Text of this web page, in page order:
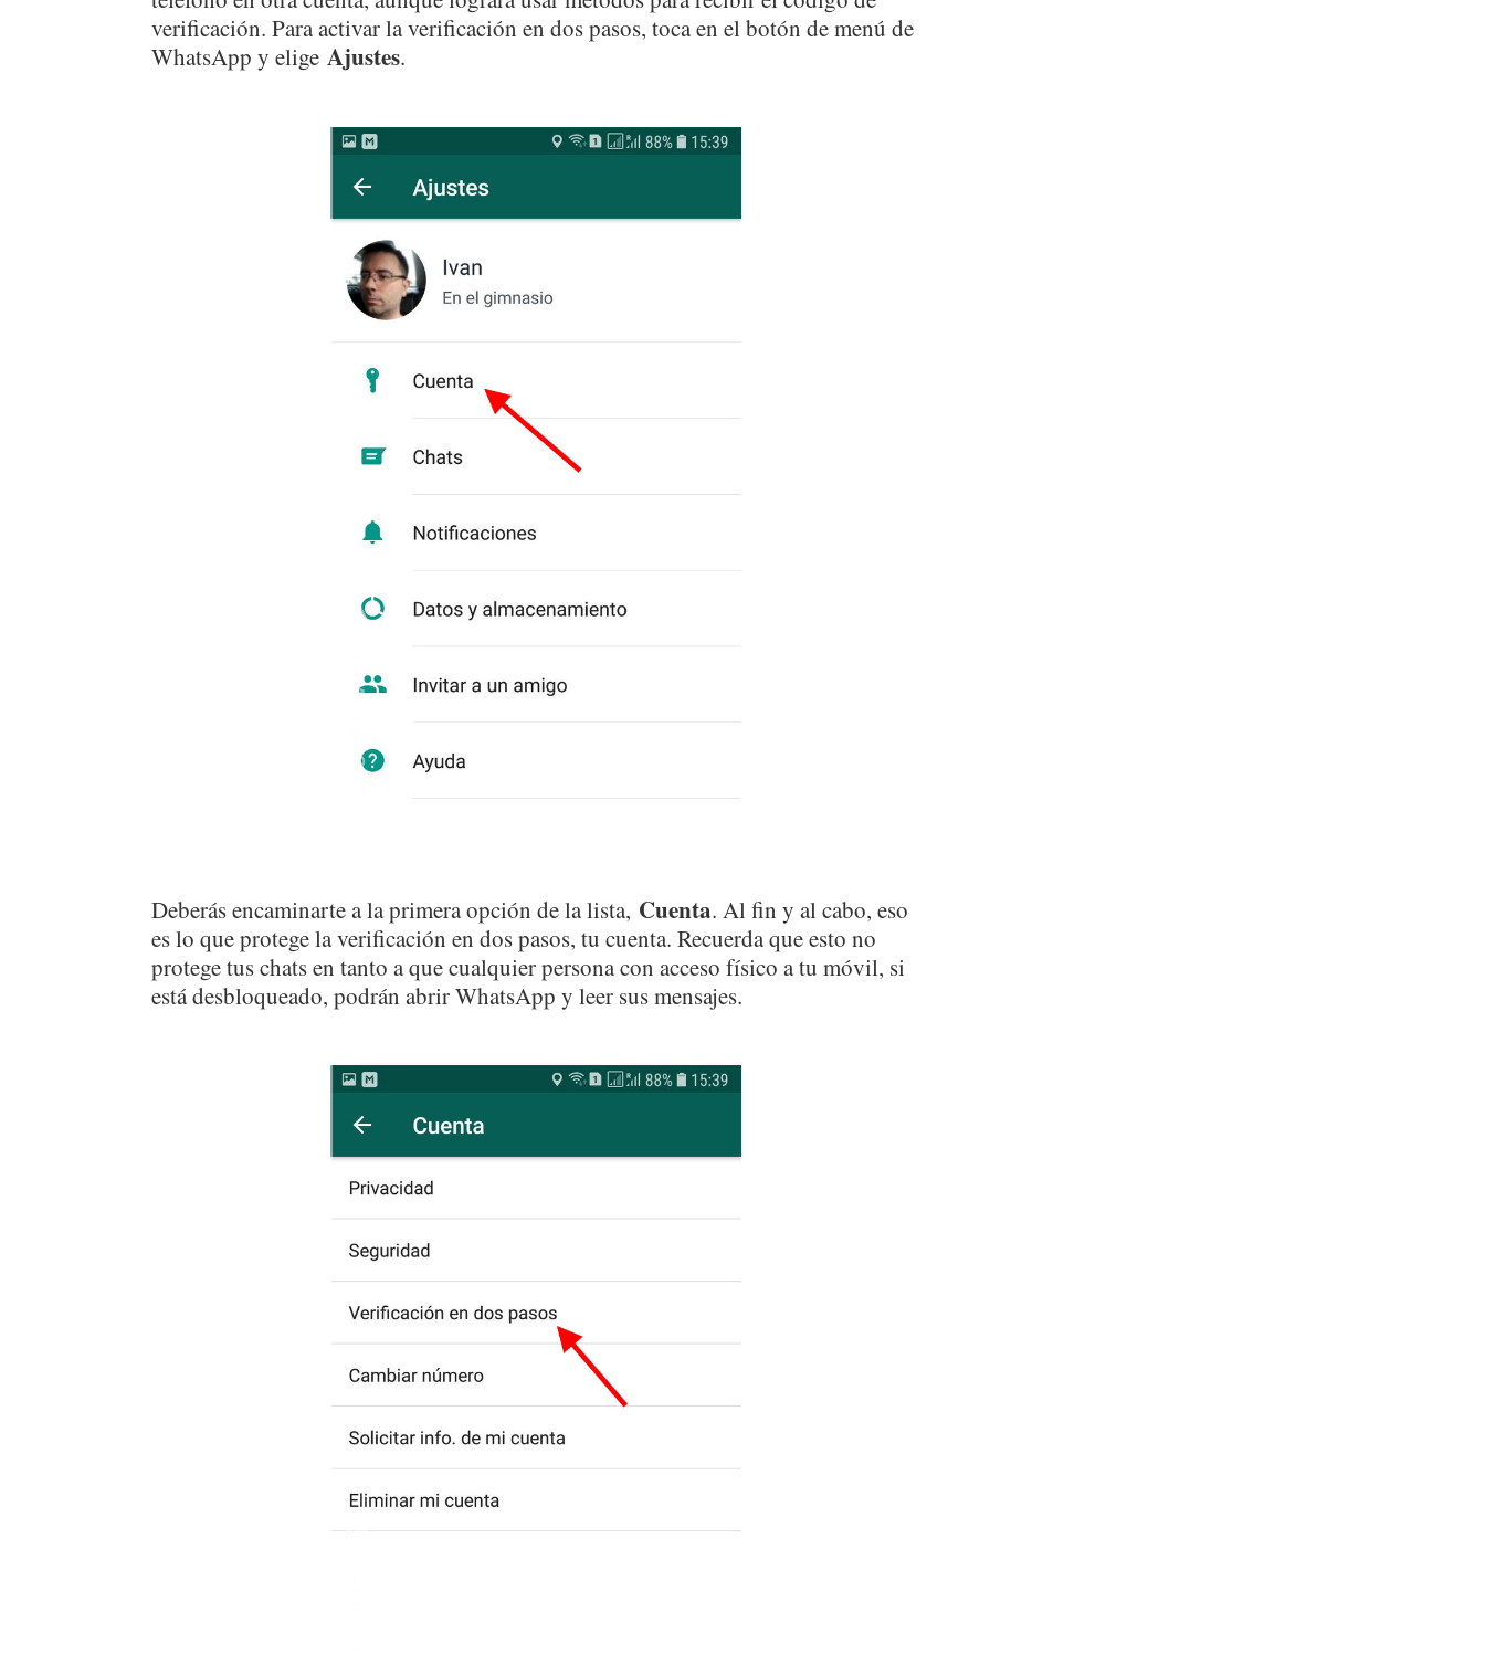
verificación. Para activar la verificación en dos pasos, toca en el botón de menú de
WhatsApp y elige Ajustes.
Deberás encaminarte a la primera opción de la lista, Cuenta. Al fin y al cabo, eso
es lo que protege la verificación en dos pasos, tu cuenta. Recuerda que esto no
protege tus chats en tanto a que cualquier persona con acceso físico a tu móvil, si
está desbloqueado, podrán abrir WhatsApp y leer sus mensajes.